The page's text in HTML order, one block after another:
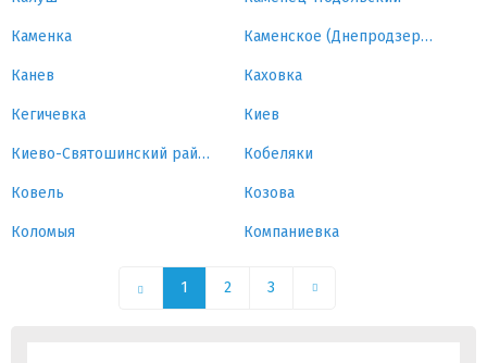
Каменка Каменское (Днепродзержинск)
Канев Каховка
Кегичевка Киев
Киево-Святошинский район Кобеляки
Ковель Козова
Коломыя Компаниевка
1 2 3